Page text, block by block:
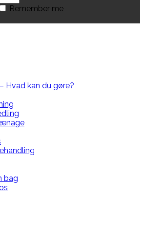
Remember me
Hvad kan du gøre?
bag